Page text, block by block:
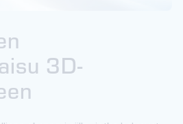
3D-